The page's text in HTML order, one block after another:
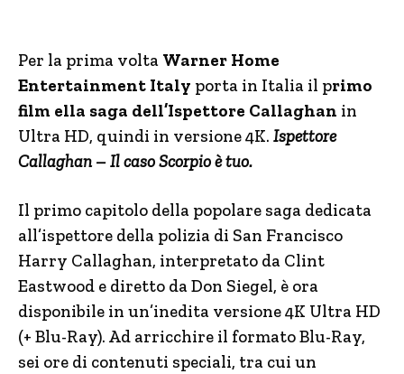
Per la prima volta Warner Home
Entertainment Italy porta in Italia il primo
film ella saga dell’Ispettore Callaghan in
Ultra HD, quindi in versione 4K. Ispettore
Callaghan – Il caso Scorpio è tuo.
Il primo capitolo della popolare saga dedicata
all’ispettore della polizia di San Francisco
Harry Callaghan, interpretato da Clint
Eastwood e diretto da Don Siegel, è ora
disponibile in un’inedita versione 4K Ultra HD
(+ Blu-Ray). Ad arricchire il formato Blu-Ray,
sei ore di contenuti speciali, tra cui un